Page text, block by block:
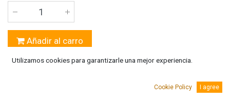
Añadir al carro
Temporalmente sin existencias
Se puede solicitar bajo pedido 5-10 días laborables
Utilizamos cookies para garantizarle una mejor experiencia.
Cookie Policy I agree